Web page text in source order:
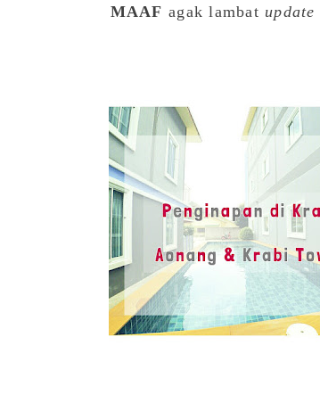
MAAF agak lambat update